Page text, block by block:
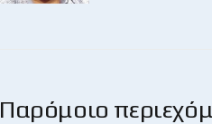
Παρόμοιο